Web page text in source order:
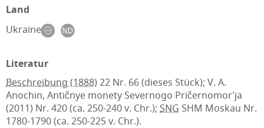
Land
Ukraine
Literatur
Beschreibung (1888) 22 Nr. 66 (dieses Stück); V. A.
Anochin, Antičnye monety Severnogo Pričernomor'ja
(2011) Nr. 420 (ca. 250-240 v. Chr.); SNG SHM Moskau Nr.
1780-1790 (ca. 250-225 v. Chr.).